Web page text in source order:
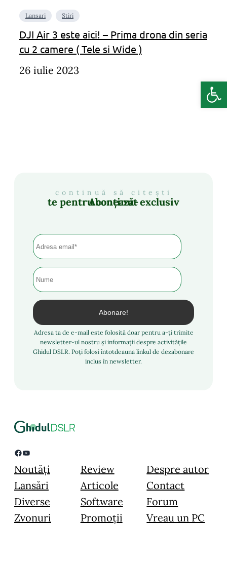
Lansari Stiri
DJI Air 3 este aici! – Prima drona din seria
cu 2 camere ( Tele si Wide )
26 iulie 2023
continuă să citești
Abonează-te pentru conținut exclusiv
Adresa ta de e-mail este folosită doar pentru a-ți trimite
newsletter-ul nostru și informații despre activitățile
Ghidul DSLR. Poți folosi întotdeauna linkul de dezabonare
inclus în newsletter.
Facebook YouTube
Noutăți
Lansări
Diverse
Zvonuri
Review
Articole
Software
Promoții
Despre autor
Contact
Forum
Vreau un PC